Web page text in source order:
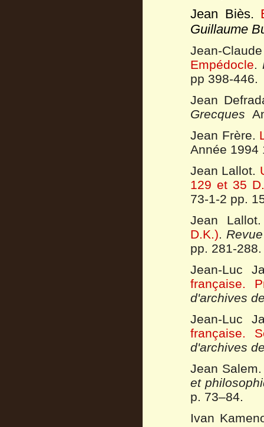
Jean Biès.
Guillaume
Jean-
Empédocle.
pp 398-446.
Jean
Grecques
Jean Frère.
Année 1994
Jean Lallot.
129 et 35
73-1-2 pp.
Jean
D.K.).
pp. 281-288.
Jean-Luc
française.
d'archives
Jean-Luc
française.
d'archives
Jean
et
p. 73–84.
Ivan